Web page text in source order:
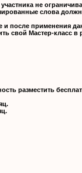
не
слова
после применения
свой Мастер-класс в
разместить